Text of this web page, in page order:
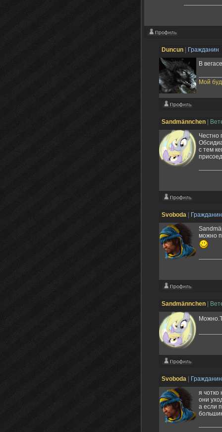
Duncun Гражданин
В
Мой
Sandmännchen
Честно
с тем
Svoboda
можно
Sandmännchen
Svoboda
я чотко
они
а если